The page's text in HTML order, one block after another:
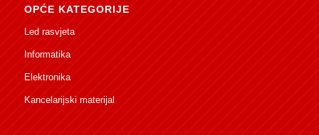
OPĆE KATEGORIJE
Led rasvjeta
Informatika
Elektronika
Kancelarijski materijal